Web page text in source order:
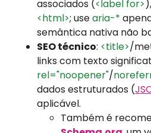
associados (<label for>),
<html>; usearia-*
semântica nativa não
SEO técnico: <title>/
links com texto
rel="noopener"/
dados estruturados (
aplicável.
Também é